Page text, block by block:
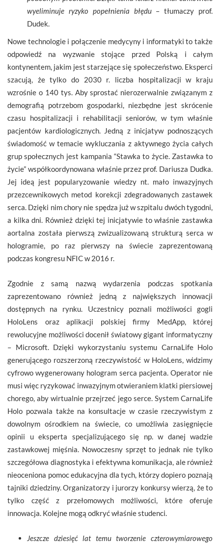
wyeliminuje ryzyko popełnienia błędu – tłumaczy prof.
Dudek.
Nowe technologie i połączenie medycyny i informatyki to także
odpowiedź na wyzwanie stojące przed Polską i całym
kontynentem, jakim jest starzejące się społeczeństwo. Eksperci
szacują, że tylko do 2030 r. liczba hospitalizacji w kraju
wzrośnie o 140 tys. Aby sprostać nierozerwalnie związanym z
demografią potrzebom gospodarki, niezbędne jest skrócenie
czasu hospitalizacji i rehabilitacji seniorów, w tym właśnie
pacjentów kardiologicznych. Jedną z inicjatyw podnoszących
świadomość w temacie wykluczania z aktywnego życia całych
grup społecznych jest kampania “Stawka to życie. Zastawka to
życie” współkoordynowana właśnie przez prof. Dariusza Dudka.
Jej ideą jest popularyzowanie wiedzy nt. mało inwazyjnych
przezcewnikowych metod korekcji zdegradowanych zastawek
serca. Dzięki nim chory nie spędza już w szpitalu dwóch tygodni,
a kilka dni. Również dzięki tej inicjatywie to właśnie zastawka
aortalna została pierwszą zwizualizowaną strukturą serca w
hologramie, po raz pierwszy na świecie zaprezentowaną
podczas kongresu NFIC w 2016 r.
Zgodnie z samą nazwą wydarzenia podczas spotkania
zaprezentowano również jedną z największych innowacji
dostępnych na rynku. Uczestnicy poznali możliwości gogli
HoloLens oraz aplikacji polskiej firmy MedApp, której
rewolucyjne możliwości docenił światowy gigant informatyczny
– Microsoft. Dzięki wykorzystaniu systemu CarnaLife Holo
generującego rozszerzoną rzeczywistość w HoloLens, widzimy
cyfrowo wygenerowany hologram serca pacjenta. Operator nie
musi więc ryzykować inwazyjnym otwieraniem klatki piersiowej
chorego, aby wirtualnie przejrzeć jego serce. System CarnaLife
Holo pozwala także na konsultacje w czasie rzeczywistym z
dowolnym ośrodkiem na świecie, co umożliwia zasięgnięcie
opinii u eksperta specjalizującego się np. w danej wadzie
zastawkowej mięśnia. Nowoczesny sprzęt to jednak nie tylko
szczegółowa diagnostyka i efektywna komunikacja, ale również
nieoceniona pomoc edukacyjna dla tych, którzy dopiero poznają
tajniki dziedziny. Organizatorzy i jurorzy konkursy wierzą, że to
tylko część z przełomowych możliwości, które oferuje
innowacja. Kolejne mogą odkryć właśnie studenci.
Jeszcze dziesięć lat temu tworzenie czterowymiarowego